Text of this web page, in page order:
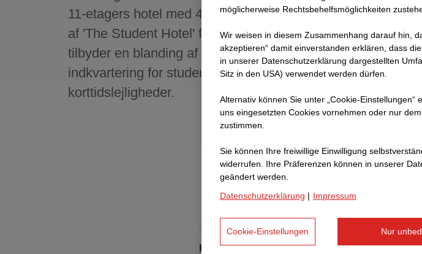
11-etagers hotel med 475 værelser drives
af 'The Student Hotel' fra Amsterdam. Det
tilbyder en blanding af hotelbrug,
indkvartering for studerende og
korttidslejligheder.
Kunde
Erste ST Berlin
möglicherweise Rechtsbehelfsmöglichkeiten
Wir weisen in diesem Zusammenhang darauf hin,
akzeptieren“ damit ein­ver­standen erklären, dass
in unserer Datenschutzerklärung dargestellten
Sitz in den USA) verwendet werden dürfen.
Alternativ können Sie unter „Cookie-
uns eingesetzten Cookies vornehmen oder nur
zustimmen.
Sie können Ihre freiwillige Einwilligung
widerrufen. Ihre Prä­fe­renzen können in unserer
geändert werden.
Datenschutzerklärung | Impressum
Nur
Cookie-Einstellungen